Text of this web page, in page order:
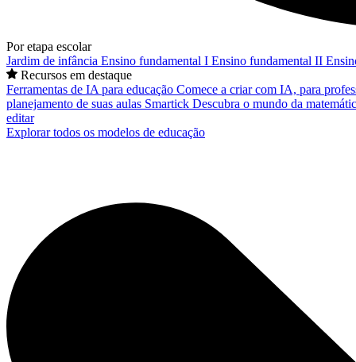
Por etapa escolar
Jardim de infância Ensino fundamental I Ensino fundamental II
Recursos em destaque
Ferramentas de IA para educação Comece a criar com IA, para
planejamento de suas aulas Smartick Descubra o mundo da
editar
Explorar todos os modelos de educação